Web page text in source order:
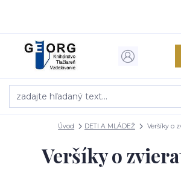
Úvod DETI A MLÁDEŽ Veršíky o
Veršíky o